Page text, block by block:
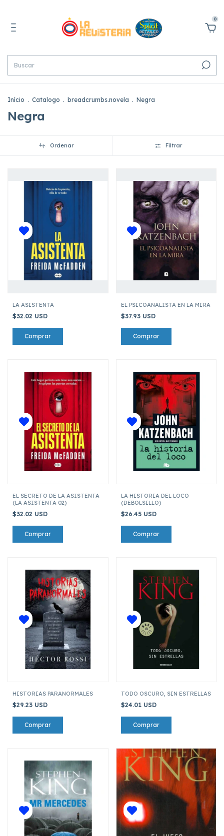
0
Início . Catalogo . breadcrumbs.novela . Negra
Negra
Ordenar Filtrar
LA ASISTENTA
$32.02 USD
EL PSICOANALISTA EN LA MIRA
$37.93 USD
EL SECRETO DE LA ASISTENTA
(LA ASISTENTA 02)
$32.02 USD
LA HISTORIA DEL LOCO
(DEBOLSILLO)
$26.45 USD
HISTORIAS PARANORMALES
$29.23 USD
TODO OSCURO, SIN ESTRELLAS
$24.01 USD